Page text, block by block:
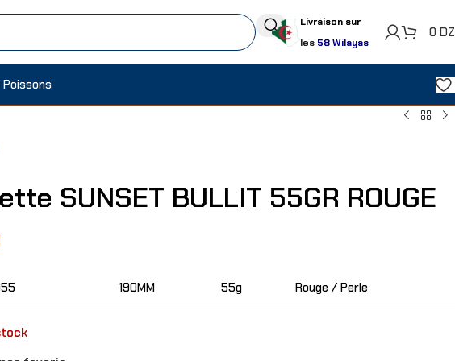
Livraison sur
les 58 Wilayas
0
SUNSET BULLIT 55GR ROUGE
190MM 55g Rouge / Perle